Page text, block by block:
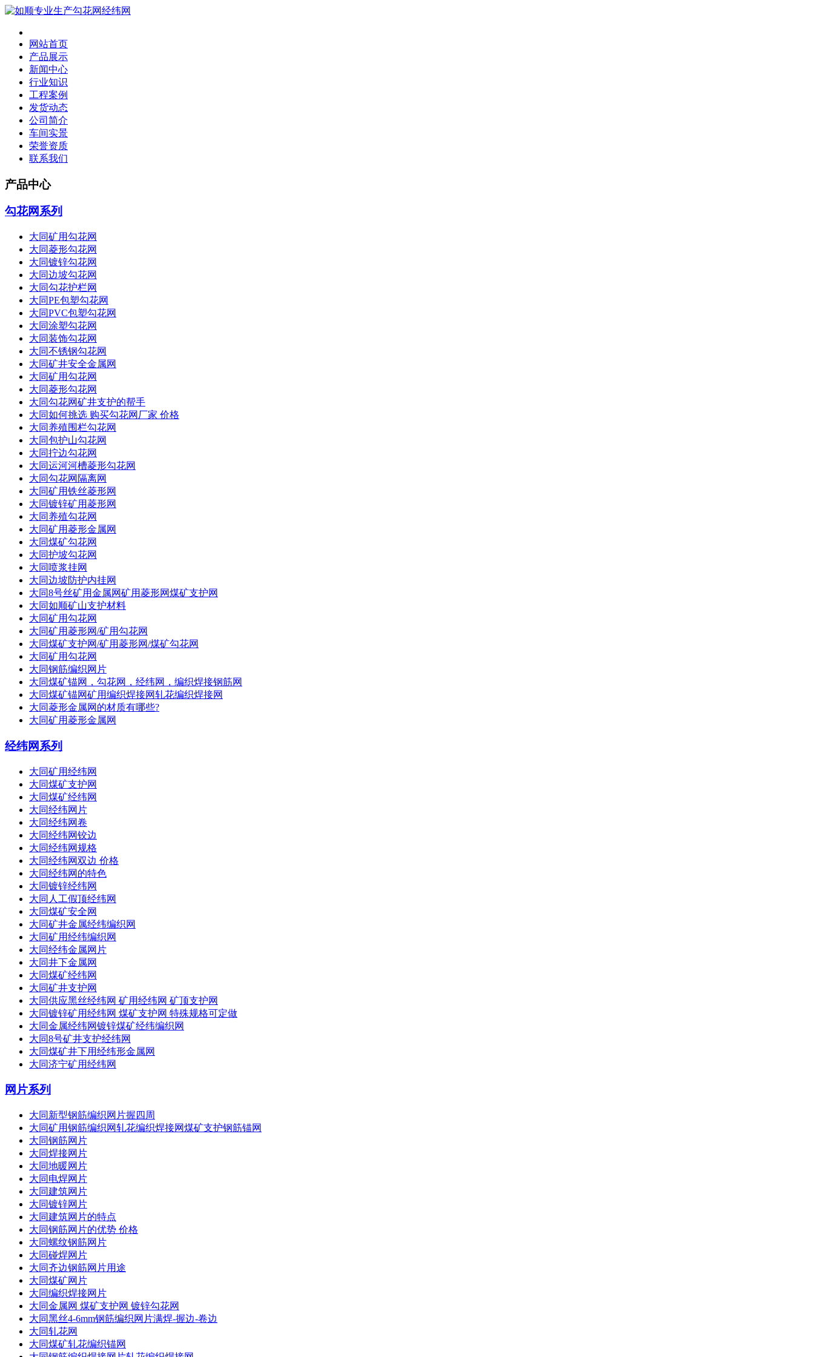
网站首页
产品展示
新闻中心
行业知识
工程案例
发货动态
公司简介
车间实景
荣誉资质
联系我们
产品中心
勾花网系列
大同矿用勾花网
大同菱形勾花网
大同镀锌勾花网
大同边坡勾花网
大同勾花护栏网
大同PE包塑勾花网
大同PVC包塑勾花网
大同涂塑勾花网
大同装饰勾花网
大同不锈钢勾花网
大同矿井安全金属网
大同矿用勾花网
大同菱形勾花网
大同勾花网矿井支护的帮手
大同如何挑选 购买勾花网厂家 价格
大同养殖围栏勾花网
大同包护山勾花网
大同拧边勾花网
大同运河河槽菱形勾花网
大同勾花网隔离网
大同矿用铁丝菱形网
大同镀锌矿用菱形网
大同养殖勾花网
大同矿用菱形金属网
大同煤矿勾花网
大同护坡勾花网
大同喷浆挂网
大同边坡防护内挂网
大同8号丝矿用金属网矿用菱形网煤矿支护网
大同如顺矿山支护材料
大同矿用勾花网
大同矿用菱形网/矿用勾花网
大同煤矿支护网/矿用菱形网/煤矿勾花网
大同矿用勾花网
大同钢筋编织网片
大同煤矿锚网，勾花网，经纬网，编织焊接钢筋网
大同煤矿锚网矿用编织焊接网轧花编织焊接网
大同菱形金属网的材质有哪些?
大同矿用菱形金属网
经纬网系列
大同矿用经纬网
大同煤矿支护网
大同煤矿经纬网
大同经纬网片
大同经纬网卷
大同经纬网铰边
大同经纬网规格
大同经纬网双边 价格
大同经纬网的特色
大同镀锌经纬网
大同人工假顶经纬网
大同煤矿安全网
大同矿井金属经纬编织网
大同矿用经纬编织网
大同经纬金属网片
大同井下金属网
大同煤矿经纬网
大同矿井支护网
大同供应黑丝经纬网 矿用经纬网 矿顶支护网
大同镀锌矿用经纬网 煤矿支护网 特殊规格可定做
大同金属经纬网镀锌煤矿经纬编织网
大同8号矿井支护经纬网
大同煤矿井下用经纬形金属网
大同济宁矿用经纬网
网片系列
大同新型钢筋编织网片握四周
大同矿用钢筋编织网轧花编织焊接网煤矿支护钢筋锚网
大同钢筋网片
大同焊接网片
大同地暖网片
大同电焊网片
大同建筑网片
大同镀锌网片
大同建筑网片的特点
大同钢筋网片的优势 价格
大同螺纹钢筋网片
大同碰焊网片
大同齐边钢筋网片用途
大同煤矿网片
大同编织焊接网片
大同金属网 煤矿支护网 镀锌勾花网
大同黑丝4-6mm钢筋编织网片满焊-握边-卷边
大同轧花网
大同煤矿轧花编织锚网